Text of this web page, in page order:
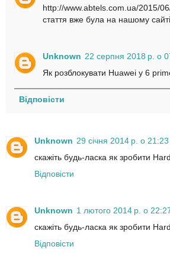
http://www.abtels.com.ua/2015/
стаття вже була на нашому
Unknown 22 серпня 2018 р. о
Як розблокувати Huawei y 6
Відповісти
Unknown 29 січня 2014 р. о 21:23
скажіть будь-ласка як зробити
Відповісти
Unknown 1 лютого 2014 р. о
скажіть будь-ласка як зробити
Відповісти